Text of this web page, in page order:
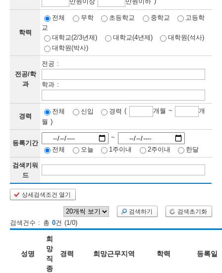
정
정
훈
정
보
도
미
안
학력
전체 무학 초등학교 중학교
고등학
교
대학교(2/3년제)
대학교(4년제)
대학원(석사)
대학원(박사)
전공/학
과
전공 :
학과 :
경력
전체 신입 경력 ( 개월 ~
개
월 )
등록기간
~
전체
오늘 1주이내 2주이내 한달
검색키워
드
상세검색조건 열기
검색하기 검색초기화
검색건수 : 총 0건 (1/0)
성명
희
망
직
종
경력 희망근무지역 학력 등록일
정
보
인
검